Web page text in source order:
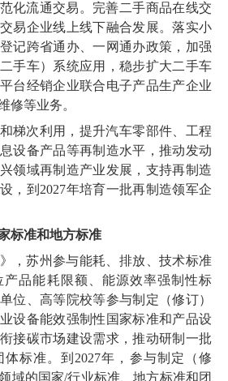
化流通交易。完善二手商品在线交
易企业线上线下融合发展。落实小
记跨省通办、一网通办政策，加强
手车）系统应用，稳步扩大二手车
台经销企业联合电子产品生产企业
修等业务。
梯次利用，提升汽车零部件、工程
设备产品等再制造水平，推动发动
领域再制造产业发展，支持再制造
，到2027年培育一批再制造领军企
标准和地方标准
，苏州参与能耗、排放、技术标准
品能耗限额、能源效率强制性标
位、高等院校等参与制定（修订）
设备能效强制性国家标准和产品设
接碳市场建设需求，推动研制一批
标准。到2027年，参与制定（修
域的国家/行业标准、地方标准和团